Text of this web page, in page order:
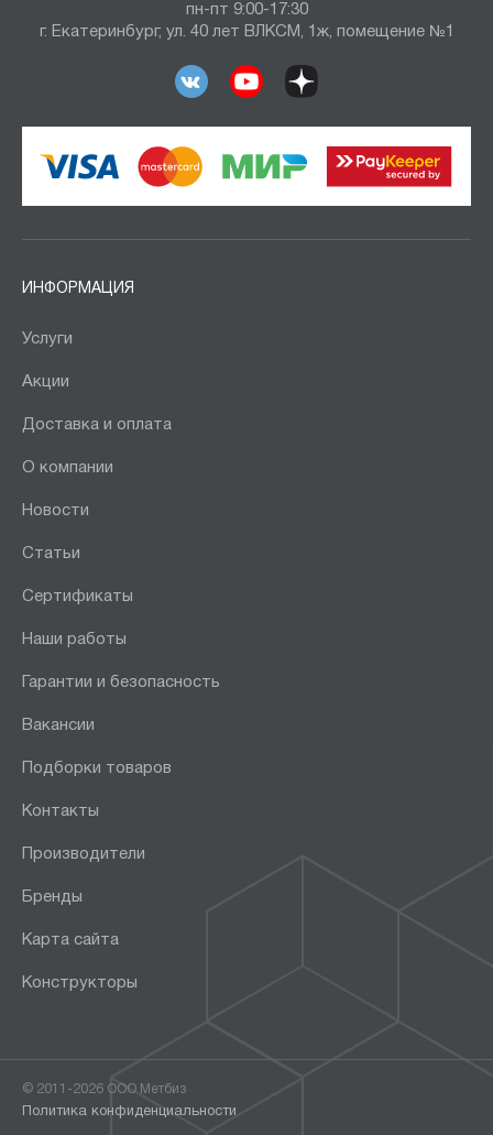
пн-пт 9:00-17:30
г. Екатеринбург, ул. 40 лет ВЛКСМ, 1ж, помещение №1
ИНФОРМАЦИЯ
Услуги
Акции
Доставка и оплата
О компании
Новости
Статьи
Сертификаты
Наши работы
Гарантии и безопасность
Вакансии
Подборки товаров
Контакты
Производители
Бренды
Карта сайта
Конструкторы
© 2011-2026 ООО Метбиз
Политика конфиденциальности